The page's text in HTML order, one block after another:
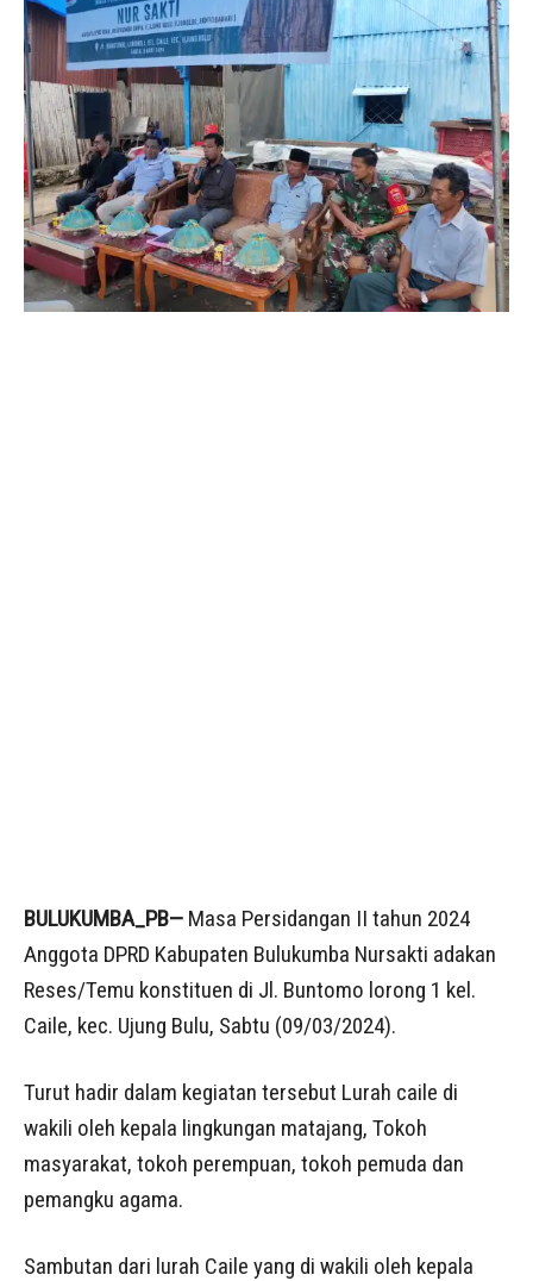
BULUKUMBA_PB— Masa Persidangan II tahun 2024
Anggota DPRD Kabupaten Bulukumba Nursakti adakan
Reses/Temu konstituen di Jl. Buntomo lorong 1 kel.
Caile, kec. Ujung Bulu, Sabtu (09/03/2024).
Turut hadir dalam kegiatan tersebut Lurah caile di
wakili oleh kepala lingkungan matajang, Tokoh
masyarakat, tokoh perempuan, tokoh pemuda dan
pemangku agama.
Sambutan dari lurah Caile yang di wakili oleh kepala